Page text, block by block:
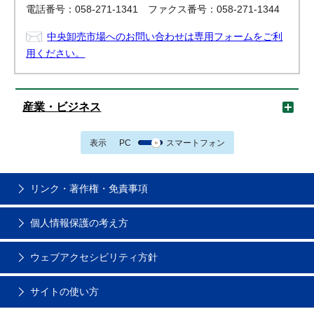
電話番号：058-271-1341 ファクス番号：058-271-1344
中央卸売市場へのお問い合わせは専用フォームをご利
用ください。
産業・ビジネス
表示 PC スマートフォン
リンク・著作権・免責事項
個人情報保護の考え方
ウェブアクセシビリティ方針
サイトの使い方